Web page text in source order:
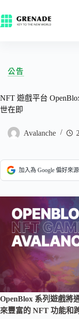
公告
NFT 遊戲平台
世在即
Avalanche
加入為 Google 偏好來源
OpenBlox 系列遊戲將
來豐富的 NFT 功能和